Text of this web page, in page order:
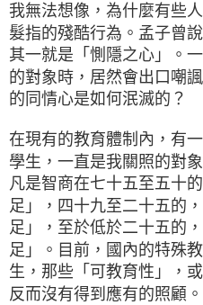
我無法想像，為什麼有些
髮指的殘酷行為。孟子曾
其一就是「惻隱之心」。
的對象時，居然會出口嘲
的同情心是如何泯滅的？
在現有的教育體制內，有
學生，一直是我關照的對
凡是智商在七十五至五十
足」，四十九至二十五的
足」，至於低於二十五的
足」。目前，國內的特殊
生，那些「可教育性」，
反而沒有得到應有的照顧